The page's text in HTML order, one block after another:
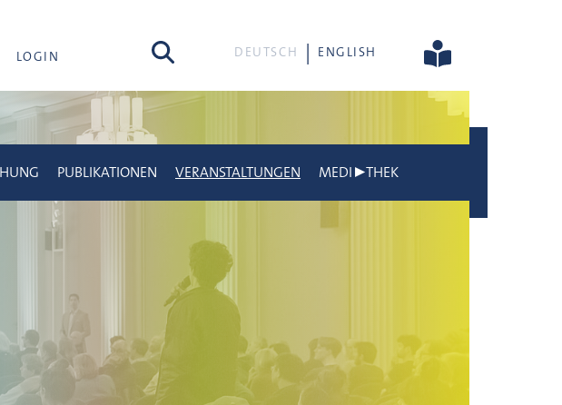
LOGIN Suche DEUTSCH ENGLISH
PUBLIKATIONEN VERANSTALTUNGEN MEDI▶THEK